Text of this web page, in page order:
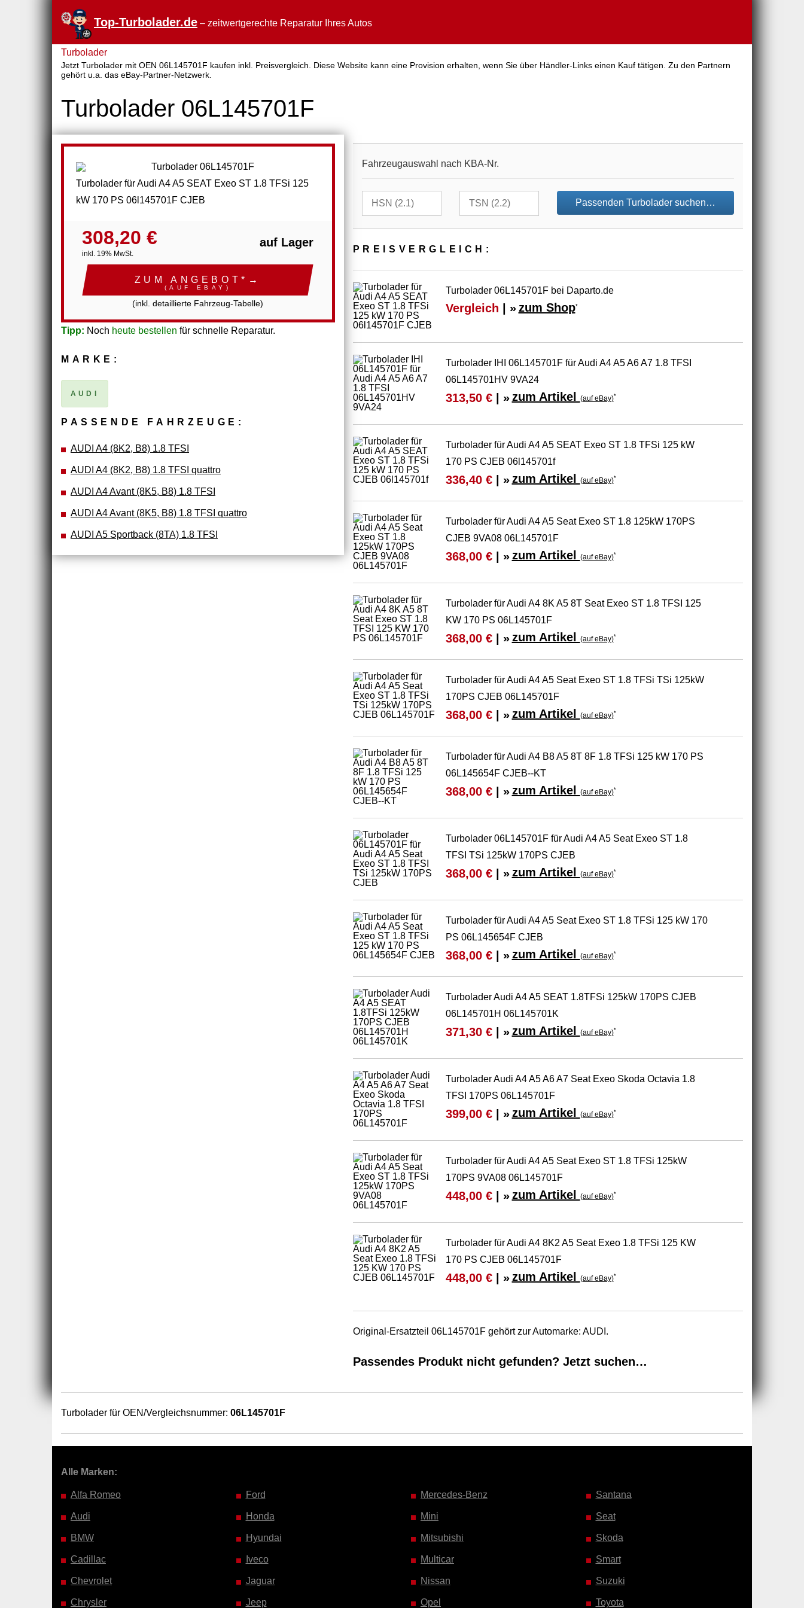
Top-Turbolader.de – zeitwertgerechte Reparatur Ihres Autos
Turbolader
Jetzt Turbolader mit OEN 06L145701F kaufen inkl. Preisvergleich. Diese Website kann eine Provision erhalten, wenn Sie über Händler-Links einen Kauf tätigen. Zu den Partnern
gehört u.a. das eBay-Partner-Netzwerk.
Turbolader 06L145701F
Turbolader für Audi A4 A5 SEAT Exeo ST 1.8 TFSi 125
kW 170 PS 06l145701F CJEB
308,20 €
inkl. 19% MwSt.
auf Lager
ZUM ANGEBOT*→
(AUF EBAY)
(inkl. detaillierte Fahrzeug-Tabelle)
Tipp: Noch heute bestellen für schnelle Reparatur.
MARKE:
AUDI
PASSENDE FAHRZEUGE:
AUDI A4 (8K2, B8) 1.8 TFSI
AUDI A4 (8K2, B8) 1.8 TFSI quattro
AUDI A4 Avant (8K5, B8) 1.8 TFSI
AUDI A4 Avant (8K5, B8) 1.8 TFSI quattro
AUDI A5 Sportback (8TA) 1.8 TFSI
Fahrzeugauswahl nach KBA-Nr.
Passenden Turbolader suchen…
PREIS­VER­GLEICH:
Turbolader 06L145701F bei Daparto.de
Vergleich | » zum Shop*
Turbolader IHI 06L145701F für Audi A4 A5 A6 A7 1.8 TFSI
06L145701HV 9VA24
313,50 €| » zum Artikel (auf eBay)*
Turbolader für Audi A4 A5 SEAT Exeo ST 1.8 TFSi 125 kW
170 PS CJEB 06l145701f
336,40 €| » zum Artikel (auf eBay)*
Turbolader für Audi A4 A5 Seat Exeo ST 1.8 125kW 170PS
CJEB 9VA08 06L145701F
368,00 €| » zum Artikel (auf eBay)*
Turbolader für Audi A4 8K A5 8T Seat Exeo ST 1.8 TFSI 125
KW 170 PS 06L145701F
368,00 €| » zum Artikel (auf eBay)*
Turbolader für Audi A4 A5 Seat Exeo ST 1.8 TFSi TSi 125kW
170PS CJEB 06L145701F
368,00 €| » zum Artikel (auf eBay)*
Turbolader für Audi A4 B8 A5 8T 8F 1.8 TFSi 125 kW 170 PS
06L145654F CJEB--KT
368,00 €| » zum Artikel (auf eBay)*
Turbolader 06L145701F für Audi A4 A5 Seat Exeo ST 1.8
TFSI TSi 125kW 170PS CJEB
368,00 €| » zum Artikel (auf eBay)*
Turbolader für Audi A4 A5 Seat Exeo ST 1.8 TFSi 125 kW 170
PS 06L145654F CJEB
368,00 €| » zum Artikel (auf eBay)*
Turbolader Audi A4 A5 SEAT 1.8TFSi 125kW 170PS CJEB
06L145701H 06L145701K
371,30 €| » zum Artikel (auf eBay)*
Turbolader Audi A4 A5 A6 A7 Seat Exeo Skoda Octavia 1.8
TFSI 170PS 06L145701F
399,00 €| » zum Artikel (auf eBay)*
Turbolader für Audi A4 A5 Seat Exeo ST 1.8 TFSi 125kW
170PS 9VA08 06L145701F
448,00 €| » zum Artikel (auf eBay)*
Turbolader für Audi A4 8K2 A5 Seat Exeo 1.8 TFSi 125 KW
170 PS CJEB 06L145701F
448,00 €| » zum Artikel (auf eBay)*
Original-Ersatzteil 06L145701F gehört zur Automarke: AUDI.
Passendes Produkt nicht gefunden? Jetzt suchen…
Turbolader für OEN/Vergleichsnummer: 06L145701F
Alle Marken:
Alfa Romeo
Audi
BMW
Cadillac
Chevrolet
Chrysler
Ford
Honda
Hyundai
Iveco
Jaguar
Jeep
Mercedes-Benz
Mini
Mitsubishi
Multicar
Nissan
Opel
Santana
Seat
Skoda
Smart
Suzuki
Toyota